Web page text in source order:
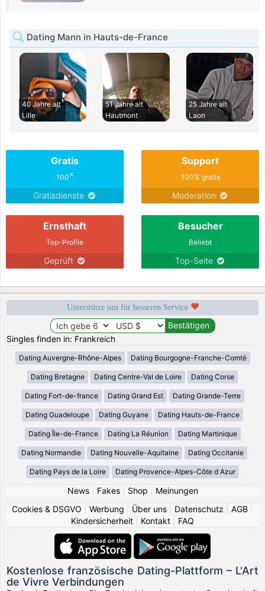
Dating Mann in Hauts-de-France
40 Jahre alt
Lille
51 Jahre alt
Hautmont
25 Jahre alt
Laon
Gratis
100%
Gratisdienste
Support
100% gratis
Moderation
Ernsthaft
Top-Profile
Geprüft
Besucher
Beliebt
Top-Seite
Unterstütze uns für besseren Service
Singles finden in: Frankreich
Dating Auvergne-Rhône-Alpes Dating Bourgogne-Franche-Comté
Dating Bretagne Dating Centre-Val de Loire Dating Corse
Dating Fort-de-france Dating Grand Est Dating Grande-Terre
Dating Guadeloupe Dating Guyane Dating Hauts-de-France
Dating Île-de-France Dating La Réunion Dating Martinique
Dating Normandie Dating Nouvelle-Aquitaine Dating Occitanie
Dating Pays de la Loire Dating Provence-Alpes-Côte d Azur
News| Fakes| Shop
Meinungen
Cookies & DSGVO
Werbung Über uns Datenschutz AGB
Kindersicherheit
Kontakt FAQ
Kostenlose französische Dating-Plattform – L'Art
de Vivre Verbindungen